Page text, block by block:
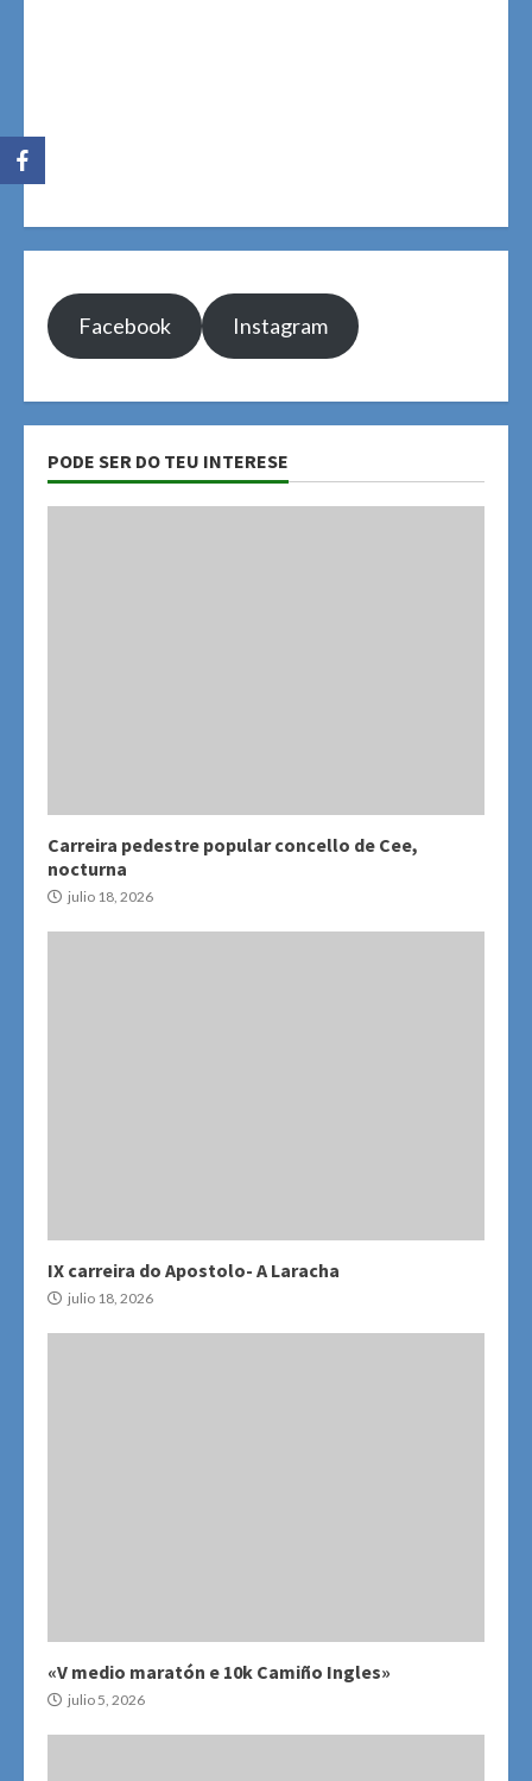
Facebook Instagram
PODE SER DO TEU INTERESE
Carreira pedestre popular concello de Cee,
nocturna
julio 18, 2026
IX carreira do Apostolo- A Laracha
julio 18, 2026
«V medio maratón e 10k Camiño Ingles»
julio 5, 2026